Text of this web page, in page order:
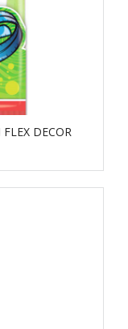
FLEX DECOR